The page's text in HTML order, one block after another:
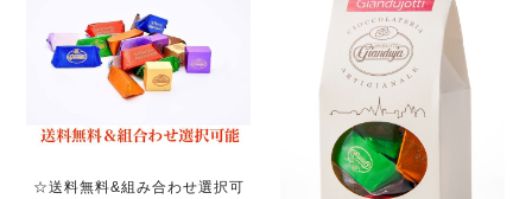
☆送料無料&組み合わせ選択可